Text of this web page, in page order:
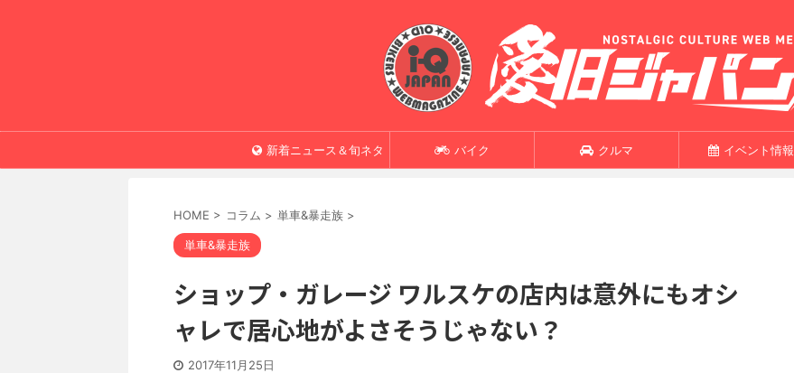
新着ニュース＆旬ネタ バイク クルマ イベント情報
HOME > コラム > 単車&暴走族 >
単車&暴走族
ショップ・ガレージ ワルスケの店内は意外にもオシ
ャレで居心地がよさそうじゃない？
2017年11月25日